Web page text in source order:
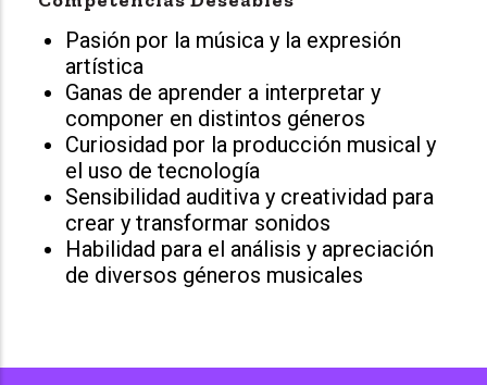
Pasión por la música y la expresión
artística
Ganas de aprender a interpretar y
componer en distintos géneros
Curiosidad por la producción musical y
el uso de tecnología
Sensibilidad auditiva y creatividad para
crear y transformar sonidos
Habilidad para el análisis y apreciación
de diversos géneros musicales